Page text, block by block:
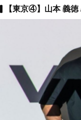
【東京④】山本 義